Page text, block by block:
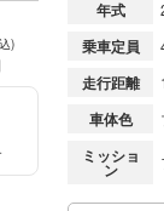
)
年式
乗車定員
走行距離
車体色
ミッショ
ン